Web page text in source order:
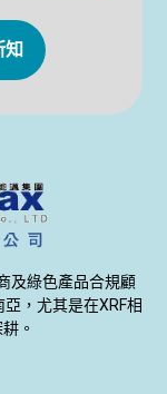
知
及綠色產品合規顧
，尤其是在XRF相
。